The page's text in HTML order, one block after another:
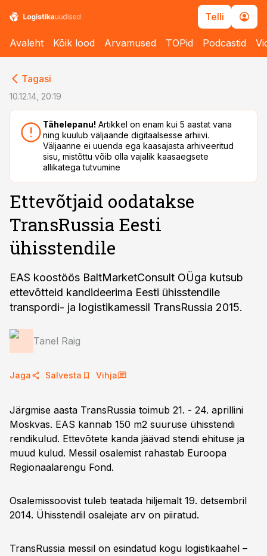
Telli
Avaleht Kõik lood Arvamused TOPid Podcastid
Tagasi
10.12.14, 20:19
Tähelepanu! Artikkel on enam kui 5 aastat vana
ning kuulub väljaande digitaalsesse arhiivi.
Väljaanne ei uuenda ega kaasajasta arhiveeritud
sisu, mistõttu võib olla vajalik kaasaegsete
allikatega tutvumine
Ettevõtjaid oodatakse
TransRussia Eesti
ühisstendile
EAS koostöös BaltMarketConsult OÜga kutsub
ettevõtteid kandideerima Eesti ühisstendile
transpordi- ja logistikamessil TransRussia 2015.
Tanel Raig
Jaga Salvesta Vihja
Järgmise aasta TransRussia toimub 21. - 24. aprillini
Moskvas. EAS kannab 150 m2 suuruse ühisstendi
rendikulud. Ettevõtete kanda jäävad stendi ehituse ja
muud kulud. Messil osalemist rahastab Euroopa
Regionaalarengu Fond.
Osalemissoovist tuleb teatada hiljemalt 19. detsembril
2014. Ühisstendil osalejate arv on piiratud.
TransRussia messil on esindatud kogu logistikaahel –